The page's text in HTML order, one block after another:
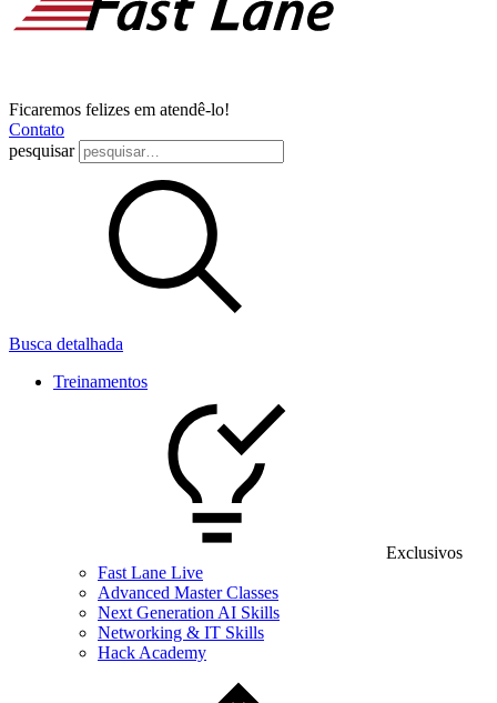
Ficaremos felizes em atendê-lo!
Contato
pesquisar
Busca detalhada
Treinamentos
Exclusivos
Fast Lane Live
Advanced Master Classes
Next Generation AI Skills
Networking & IT Skills
Hack Academy